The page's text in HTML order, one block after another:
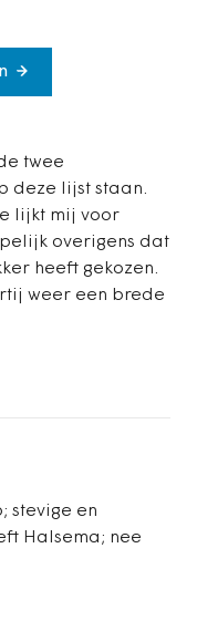
twee
deze lijst staan.
lijkt mij voor
overigens dat
heeft gekozen.
weer een brede
stevige en
Halsema; nee